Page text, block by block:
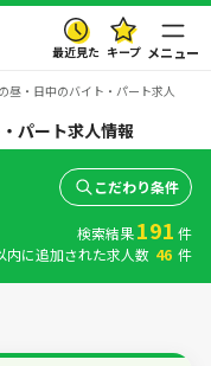
最近見た キープ メニュー
昼・日中のバイト・パート求人
パート求人情報
こだわり条件
検索結果191 件
に追加された求人数 46 件